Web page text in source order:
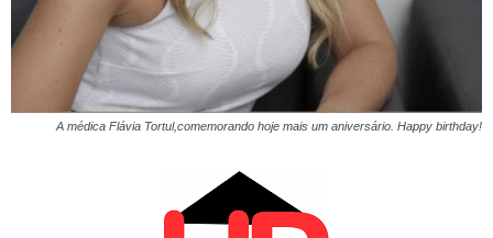
A médica Flávia Tortul,comemorando hoje mais um aniversário. Happy birthday!